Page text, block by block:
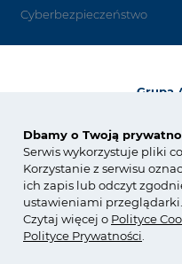
Dbamy o Twoją
Serwis wykorzystuje pliki
Korzystanie z serwisu
ich zapis lub odczyt
ustawieniami przeglądarki.
Czytaj więcej o Polityce
Polityce Prywatności
Cyberbezpieczeństwo
Grupa
Al.
24-
tel.:
+48 81
fax:
Copyright © Grupa